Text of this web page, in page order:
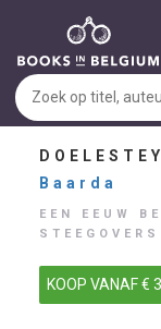
Baarda
EEN EEUW
KOOP VANAF €